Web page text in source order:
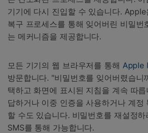
기기에 다시 진입할 수 있습니다.
복구 프로세스를 통해 잊어버린 비밀번
는 메커니즘을 제공합니다.
모든 기기의 웹 브라우저를 통해 Apple
방문합니다. "비밀번호를 잊어버렸습니
택하고 화면에 표시된 지침을 계속 따
답하거나 이중 인증을 사용하거나 계정
할 수도 있습니다. 비밀번호를 재설정
SMS를 통해 가능합니다.